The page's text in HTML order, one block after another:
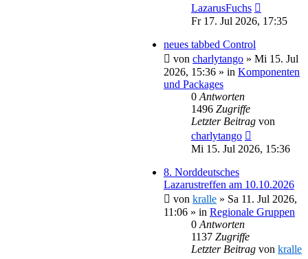
LazarusFuchs
Fr 17. Jul 2026, 17:35
neues tabbed Control
von charlytango » Mi 15. Jul
2026, 15:36 » in Komponenten
und Packages
0 Antworten
1496 Zugriffe
Letzter Beitrag von
charlytango
Mi 15. Jul 2026, 15:36
8. Norddeutsches
Lazarustreffen am 10.10.2026
von kralle » Sa 11. Jul 2026,
11:06 » in Regionale Gruppen
0 Antworten
1137 Zugriffe
Letzter Beitrag von kralle